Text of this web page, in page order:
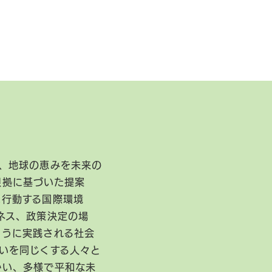
地球の恵みを未来の
に基づいた提案
動する国際環境
ス、政策決定の場
に実践される社会
を同じくする人々と
、多様で平和な未